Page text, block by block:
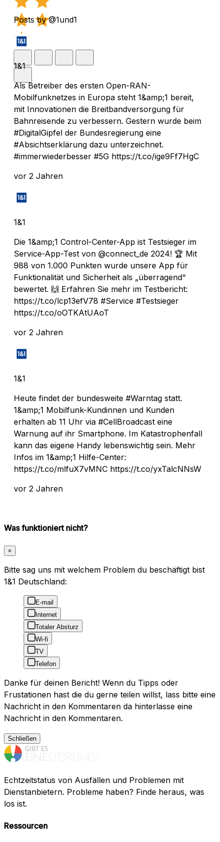
Posts by @1und1
1&1
Als Betreiber des ersten Open-RAN-
Mobilfunknetzes in Europa steht 1&amp;1 bereit,
mit Innovationen die Breitbandversorgung für
Bahnreisende zu verbessern. Gestern wurde beim
#DigitalGipfel der Bundesregierung eine
#Absichtserklärung dazu unterzeichnet.
#immerwiederbesser #5G https://t.co/ige9Ff7HgC
vor 2 Jahren
1&1
Die 1&amp;1 Control-Center-App ist Testsieger im
Service-App-Test von @connect_de 2024! 🏆 Mit
988 von 1.000 Punkten wurde unsere App für
Funktionalität und Sicherheit als „überragend“
bewertet. 🙌 Erfahren Sie mehr im Testbericht:
https://t.co/lcp13efV78 #Service #Testsieger
https://t.co/oOTKAtUAoT
vor 2 Jahren
1&1
Heute findet der bundesweite #Warntag statt.
1&amp;1 Mobilfunk-Kundinnen und Kunden
erhalten ab 11 Uhr via #CellBroadcast eine
Warnung auf ihr Smartphone. Im Katastrophenfall
kann das eigene Handy lebenswichtig sein. Mehr
Infos im 1&amp;1 Hilfe-Center:
https://t.co/mlfuX7vMNC https://t.co/yxTalcNNsW
vor 2 Jahren
Was funktioniert nicht?
×
Bitte sag uns mit welchem Problem du beschäftigt bist
1&1 Deutschland:
E-mail
Internet
Totaler Absturz
Wi-fi
TV
Telefon
Danke für deinen Bericht! Wenn du Tipps oder
Frustationen hast die du gerne teilen willst, lass bitte eine
Nachricht in den Kommentaren da hinterlasse eine
Nachricht in den Kommentaren.
Schließen
Echtzeitstatus von Ausfällen und Problemen mit
Dienstanbietern. Probleme haben? Finde heraus, was
los ist.
Ressourcen